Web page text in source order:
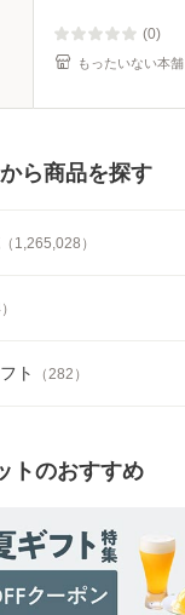
(0)
もったいない本舗
ら商品を探す
（ 1,265,028 ）
）
ト （282 ）
トのおすすめ